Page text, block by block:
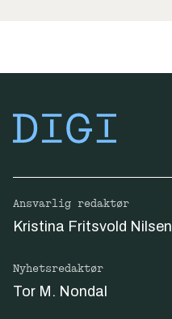
Ansvarlig redaktør
Kristina Fritsvold Nilsen
Nyhetsredaktør
Tor M. Nondal